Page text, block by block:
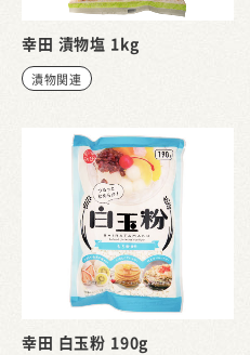
幸田 漬物塩 1kg
漬物関連
幸田 白玉粉 190g